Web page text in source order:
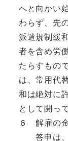
へと向かい
わらず、先
派遣規制緩
者を含め労
たらすもの
は、常用代
和は絶対に
として闘っ
６ 解雇の
答申は、